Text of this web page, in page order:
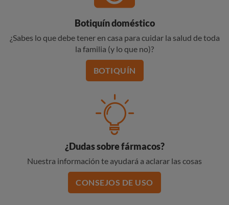
Botiquín doméstico
¿Sabes lo que debe tener en casa para cuidar la salud de toda
la familia (y lo que no)?
BOTIQUÍN
¿Dudas sobre fármacos?
Nuestra información te ayudará a aclarar las cosas
CONSEJOS DE USO